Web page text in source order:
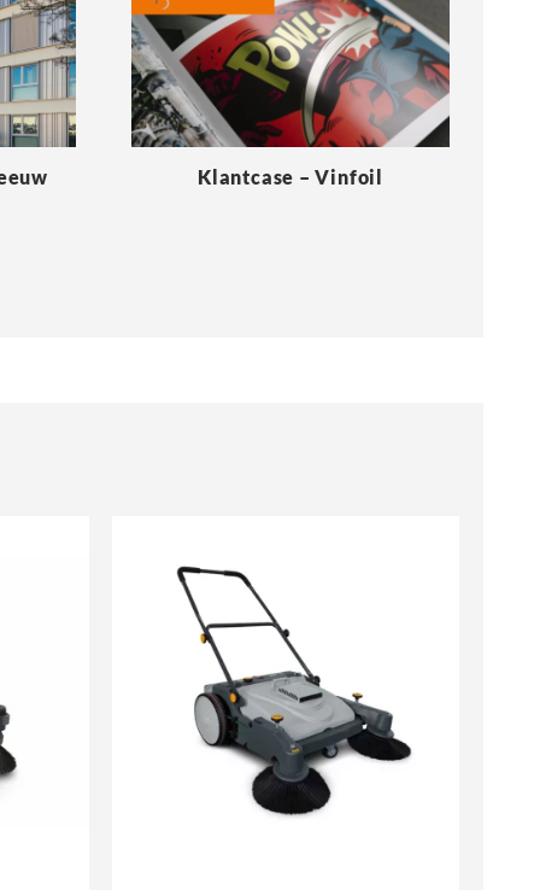
Klantcase – Vinfoil